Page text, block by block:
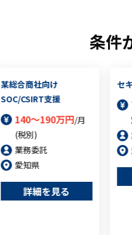
条件
某総合商社向け
SOC/CSIRT支援
140～190万円/月
(税別)
業務委託
愛知県
詳細を見る
セ